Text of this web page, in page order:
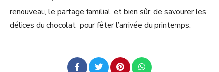
renouveau, le partage familial, et bien sûr, de savourer les
délices du chocolat pour fêter l’arrivée du printemps.